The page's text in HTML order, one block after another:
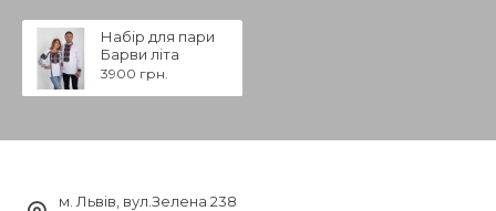
Набір для пари
Барви літа
3900 грн.
м. Львів, вул.Зелена 238